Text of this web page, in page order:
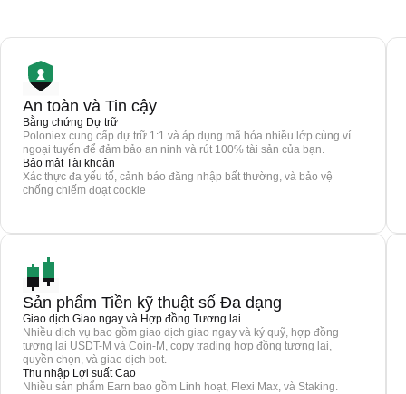
An toàn và Tin cậy
Bằng chứng Dự trữ
Poloniex cung cấp dự trữ 1:1 và áp dụng mã hóa nhiều lớp cùng ví
ngoại tuyến để đảm bảo an ninh và rút 100% tài sản của bạn.
Bảo mật Tài khoản
Xác thực đa yếu tố, cảnh báo đăng nhập bất thường, và bảo vệ
chống chiếm đoạt cookie
Sản phẩm Tiền kỹ thuật số Đa dạng
Giao dịch Giao ngay và Hợp đồng Tương lai
Nhiều dịch vụ bao gồm giao dịch giao ngay và ký quỹ, hợp đồng
tương lai USDT-M và Coin-M, copy trading hợp đồng tương lai,
quyền chọn, và giao dịch bot.
Thu nhập Lợi suất Cao
Nhiều sản phẩm Earn bao gồm Linh hoạt, Flexi Max, và Staking.